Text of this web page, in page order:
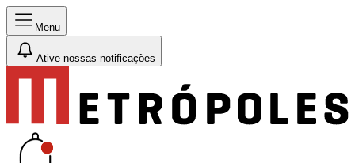
Menu
Ative nossas notificações